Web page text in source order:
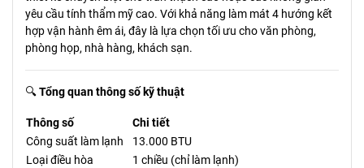
yêu cầu tính thẩm mỹ cao. Với khả năng làm mát 4 hướng kết
hợp vận hành êm ái, đây là lựa chọn tối ưu cho văn phòng,
phòng họp, nhà hàng, khách sạn.
🔍Tổng quan thông số kỹ thuật
Thông số
Chi tiết
Công suất làm lạnh
13.000 BTU
Loại điều hòa
1 chiều (chỉ làm lạnh)